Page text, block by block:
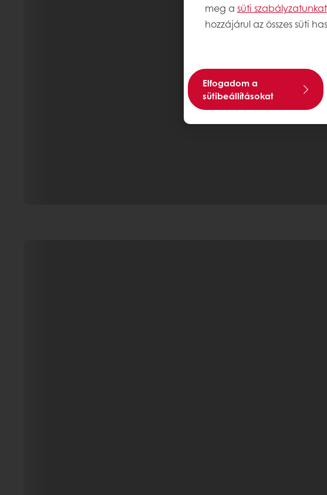
meg a süti szabályzatunkat
hozzájárul az összes süti
Elfogadom a
sütibeállításokat